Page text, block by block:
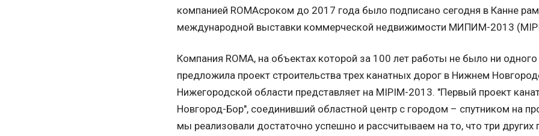
компанией ROMAсроком до 2017 года было подписано сегодня в Канне
международной выставки коммерческой недвижимости МИПИМ-2013
Компания ROMA, на объектах которой за 100 лет работы не было ни одного
предложила проект строительства трех канатных дорог в Нижнем
Нижегородской области представляет на MIPIM-2013. "Первый проект
Новгород-Бор", соединивший областной центр с городом – спутником на
мы реализовали достаточно успешно и рассчитываем на то, что три